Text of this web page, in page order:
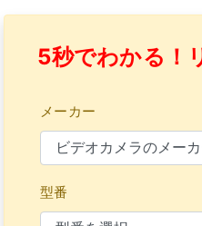
5秒でわかる！
メーカー
型番